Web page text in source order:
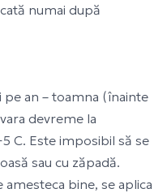
numai după
pe an – toamna (înainte
devreme la
C. Este imposibil să se
sau cu zăpadă.
amesteca bine, se aplica